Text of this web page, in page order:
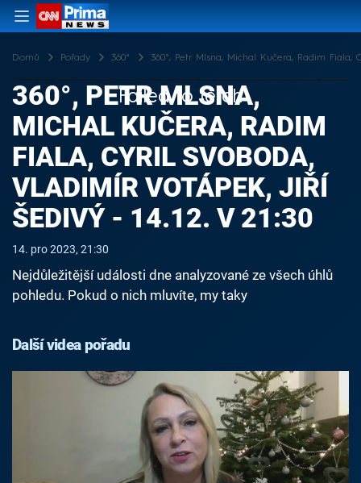
Domů Pořady 360° 360°, Petr Mlsna, Michal Kučera, Radim Fiala,
Failed to fetch
360°, PETR MLSNA,
MICHAL KUČERA, RADIM
FIALA, CYRIL SVOBODA,
VLADIMÍR VOTÁPEK, JIŘÍ
ŠEDIVÝ - 14.12. V 21:30
14. pro 2023, 21:30
Nejdůležitější události dne analyzované ze všech úhlů
pohledu. Pokud o nich mluvíte, my taky
Další videa pořadu